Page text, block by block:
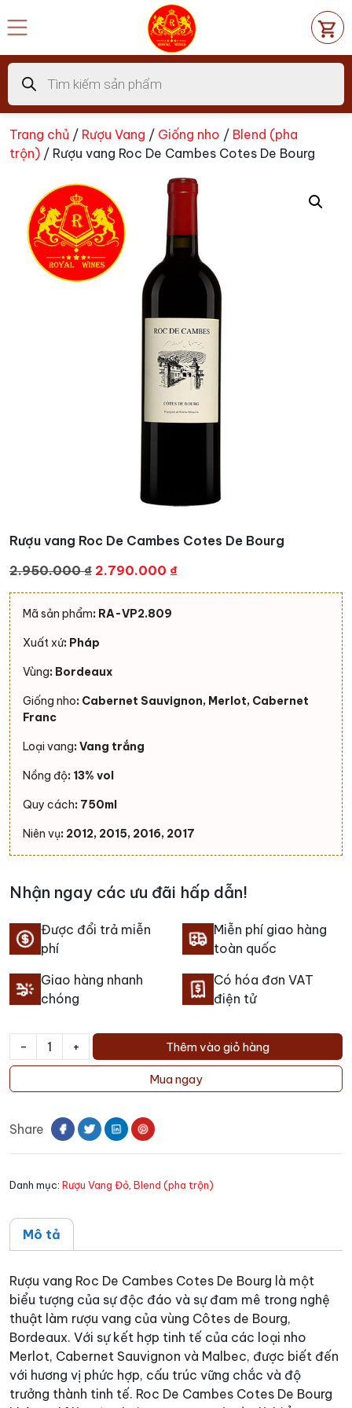
đến
dung
Tìm
kiếm
sản
phẩm
Trang chủ / Rượu Vang / Giống nho / Blend (pha
trộn) / Rượu vang Roc De Cambes Cotes De Bourg
Rượu vang Roc De Cambes Cotes De Bourg
2.950.000₫ Giá
gốc
là:
2.790.000 ₫Giá
hiện
Mã sản phẩm: RA-VP2.809
Xuất xứ: Pháp
Vùng: Bordeaux
Giống nho: Cabernet Sauvignon, Merlot, Cabernet
Franc
Loại vang: Vang trắng
Nồng độ: 13% vol
Quy cách: 750ml
Niên vụ: 2012, 2015, 2016, 2017
Nhận ngay các ưu đãi hấp dẫn!
Được đổi trả miễn
phí
Miễn phí giao hàng
toàn quốc
Giao hàng nhanh
chóng
Có hóa đơn VAT
điện tử
-
Rượu
Roc
Cambes
Bourg
+ Thêm vào giỏ hàng
Mua ngay
Share
Danh mục: Rượu Vang Đỏ, Blend (pha trộn)
Mô tả
Rượu vang Roc De Cambes Cotes De Bourg là một
biểu tượng của sự độc đáo và sự đam mê trong nghệ
thuật làm rượu vang của vùng Côtes de Bourg,
Bordeaux. Với sự kết hợp tinh tế của các loại nho
Merlot, Cabernet Sauvignon và Malbec, được biết đến
với hương vị phức hợp, cấu trúc vững chắc và độ
trưởng thành tinh tế. Roc De Cambes Cotes De Bourg